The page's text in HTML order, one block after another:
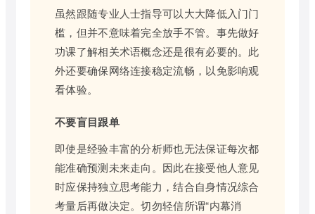
虽然跟随专业人士指导可以大大降低入门门
槛，但并不意味着完全放手不管。事先做好
功课了解相关术语概念还是很有必要的。此
外还要确保网络连接稳定流畅，以免影响观
看体验。
不要盲目跟单
即使是经验丰富的分析师也无法保证每次都
能准确预测未来走向。因此在接受他人意见
时应保持独立思考能力，结合自身情况综合
考量后再做决定。切勿轻信所谓“内幕消